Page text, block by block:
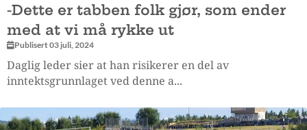
-Dette er tabben folk gjør, som ender
med at vi må rykke ut
Publisert 03 juli, 2024
Daglig leder sier at han risikerer en del av
inntektsgrunnlaget ved denne a...